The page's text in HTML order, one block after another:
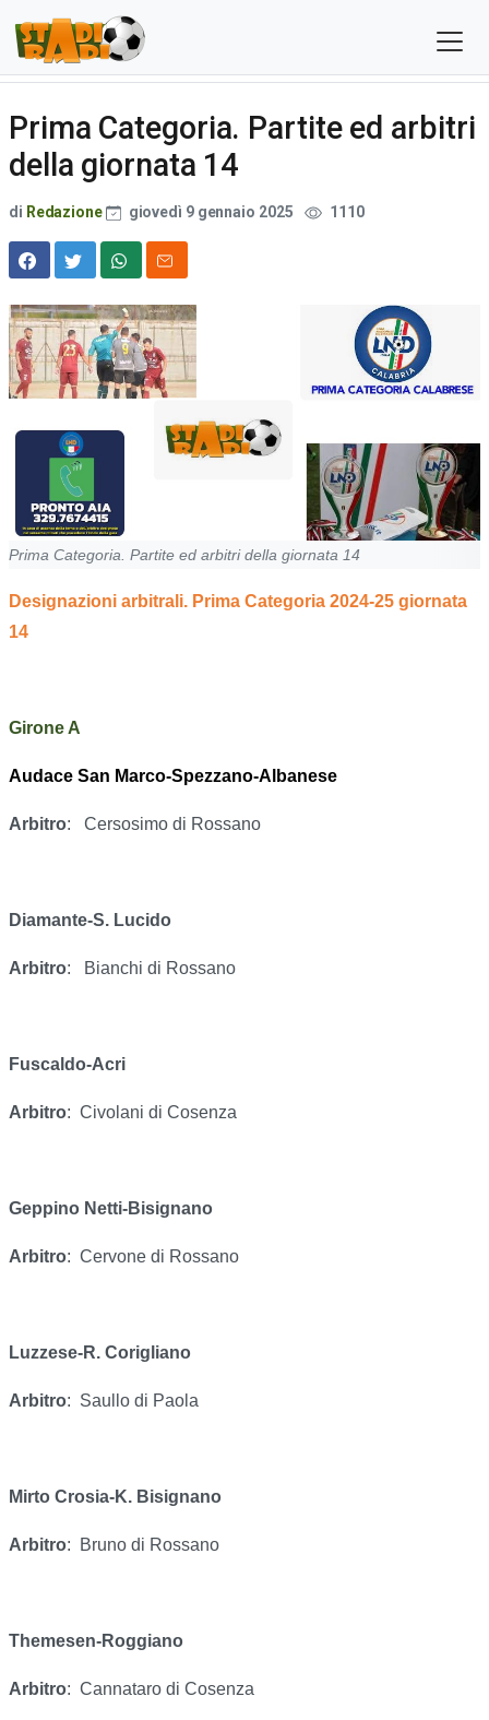
Prima Categoria. Partite ed arbitri
della giornata 14
di Redazione giovedì 9 gennaio 2025 1110
Prima Categoria. Partite ed arbitri della giornata 14
Designazioni arbitrali. Prima Categoria 2024-25 giornata
14
Girone A
Audace San Marco-Spezzano-Albanese
Arbitro: Cersosimo di Rossano
Diamante-S. Lucido
Arbitro: Bianchi di Rossano
Fuscaldo-Acri
Arbitro: Civolani di Cosenza
Geppino Netti-Bisignano
Arbitro: Cervone di Rossano
Luzzese-R. Corigliano
Arbitro: Saullo di Paola
Mirto Crosia-K. Bisignano
Arbitro: Bruno di Rossano
Themesen-Roggiano
Arbitro: Cannataro di Cosenza